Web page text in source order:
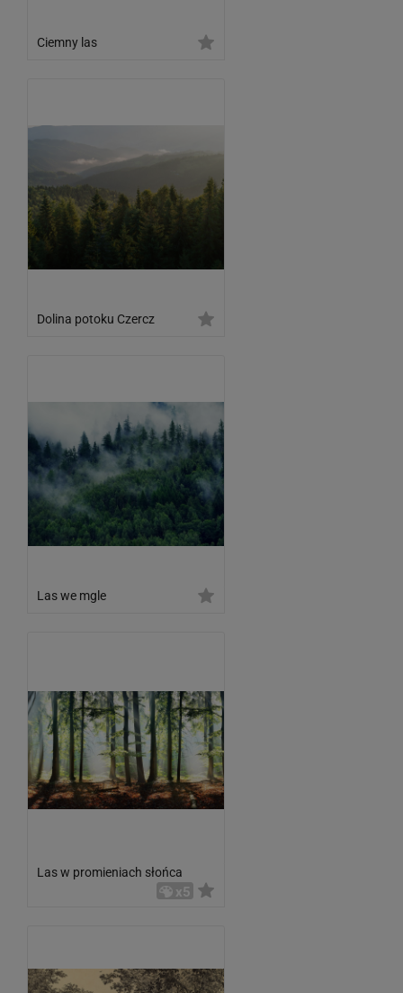
Ciemny las
Dolina potoku Czercz
Las we mgle
Las w promieniach słońca
x5